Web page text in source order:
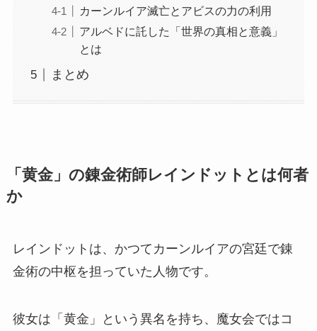
カーンルイア滅亡とアビスの力の利用
アルベドに託した「世界の真相と意義」
とは
まとめ
「黄金」の錬金術師レインドットとは何者
か
レインドットは、かつてカーンルイアの宮廷で錬
金術の中枢を担っていた人物です。
彼女は「黄金」という異名を持ち、魔女会ではコ